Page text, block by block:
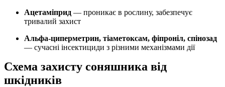
Ацетаміприд — проникає в рослину, забезпечує
тривалий захист
Альфа-циперметрин, тіаметоксам, фіпроніл, спінозад
— сучасні інсектициди з різними механізмами дії
Схема захисту соняшника від
шкідників